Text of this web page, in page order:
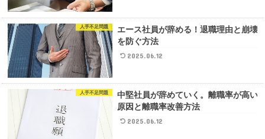
人手不足問題
エース社員が辞める！退職理由と崩壊
を防ぐ方法
2025.06.12
人手不足問題
中堅社員が辞めていく。離職率が高い
原因と離職率改善方法
2025.06.12